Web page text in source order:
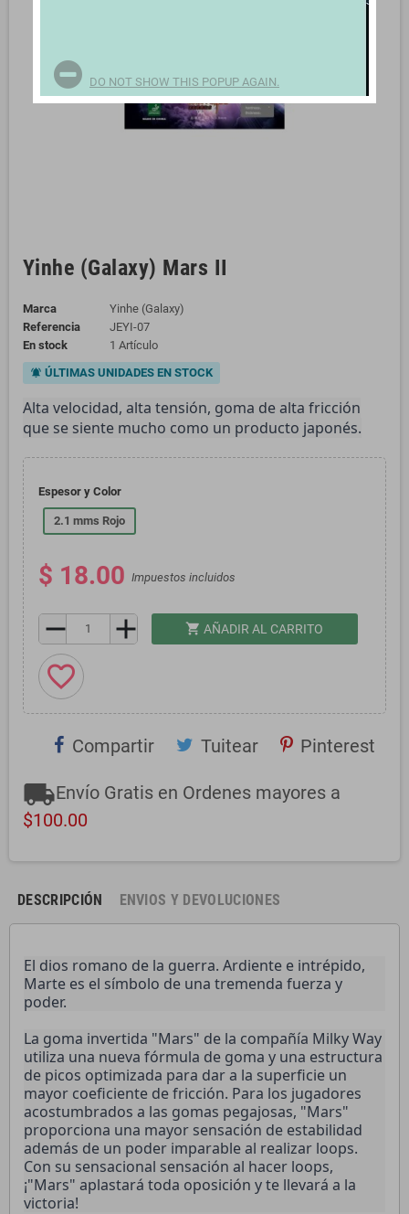
Yinhe (Galaxy) Mars II
Marca
Yinhe (Galaxy)
Referencia
JEYI-07
En stock
1 Artículo
notifications_active ÚLTIMAS UNIDADES EN STOCK
Alta velocidad, alta tensión, goma de alta fricción
que se siente mucho como un producto japonés.
Espesor y Color
2.1 mms Rojo
$ 18.00 Impuestos incluidos
remove add shopping_cart AÑADIR AL CARRITO
favorite_border
Compartir Tuitear Pinterest
local_shippingEnvío Gratis en Ordenes mayores a
$100.00
DESCRIPCIÓN ENVIOS Y DEVOLUCIONES
El dios romano de la guerra. Ardiente e intrépido,
Marte es el símbolo de una tremenda fuerza y
poder.
La goma invertida "Mars" de la compañía Milky Way
utiliza una nueva fórmula de goma y una estructura
de picos optimizada para dar a la superficie un
mayor coeficiente de fricción. Para los jugadores
acostumbrados a las gomas pegajosas, "Mars"
proporciona una mayor sensación de estabilidad
además de un poder imparable al realizar loops.
Con su sensacional sensación al hacer loops,
¡"Mars" aplastará toda oposición y te llevará a la
victoria!
DO NOT SHOW THIS POPUP AGAIN.